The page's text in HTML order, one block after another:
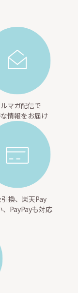
ルマガ配信で
情報をお届け
換、楽天Pay
、PayPayも対応